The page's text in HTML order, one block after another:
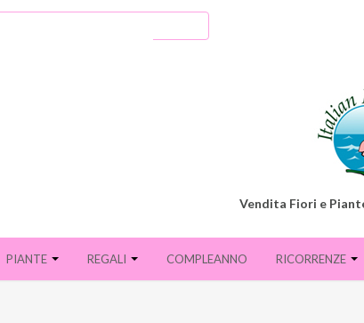
Vendita Fiori e
PIANTE REGALI COMPLEANNO RICORRENZE